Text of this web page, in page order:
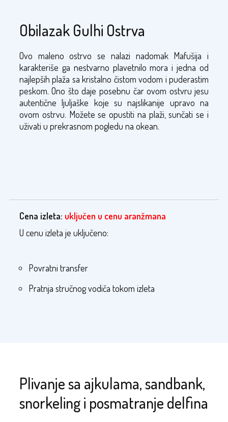
Obilazak Gulhi Ostrva
Ovo maleno ostrvo se nalazi nadomak Mafušija i
karakteriše ga nestvarno plavetnilo mora i jedna od
najlepših plaža sa kristalno čistom vodom i puderastim
peskom. Ono što daje posebnu čar ovom ostvru jesu
autentične ljuljaške koje su najslikanije upravo na
ovom ostrvu. Možete se opustiti na plaži, sunčati se i
uživati u prekrasnom pogledu na okean.
Cena izleta: uključen u cenu aranžmana
U cenu izleta je uključeno:
Povratni transfer
Pratnja stručnog vodiča tokom izleta
Plivanje sa ajkulama, sandbank,
snorkeling i posmatranje delfina